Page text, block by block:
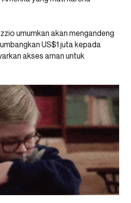
umumkan akan mengandeng
US$1 juta kepada
akses aman untuk